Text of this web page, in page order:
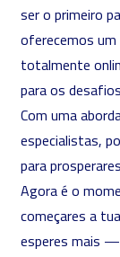
ser o primeiro
oferecemos um
totalmente
para os
Com uma
especialistas,
para
Agora é o
começares a
esperes mais